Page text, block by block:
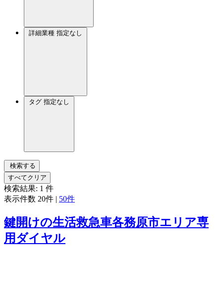
詳細業種 指定なし
タグ 指定なし
検索する
すべてクリア
検索結果: 1 件
表示件数 20件 | 50件
鍵開けの生活救急車各務原市エリア専
用ダイヤル